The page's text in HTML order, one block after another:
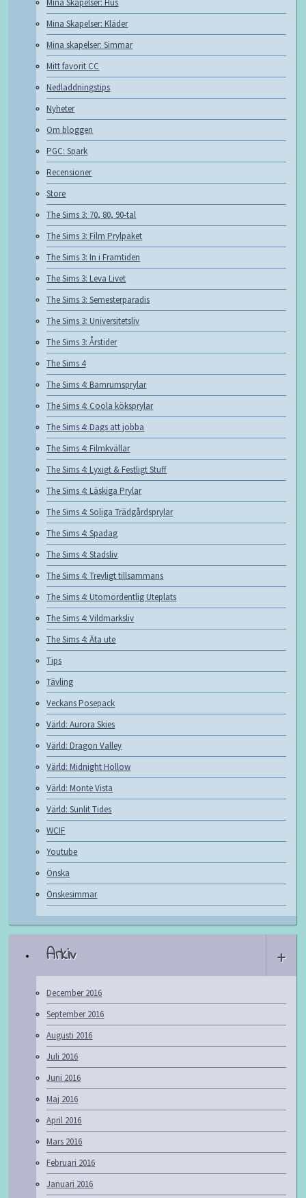
Mina Skapelser: Kläder
Mina skapelser: Simmar
Mitt favorit CC
Nedladdningstips
Nyheter
Om bloggen
PGC: Spark
Recensioner
Store
The Sims 3: 70, 80, 90-tal
The Sims 3: Film Prylpaket
The Sims 3: In i Framtiden
The Sims 3: Leva Livet
The Sims 3: Semesterparadis
The Sims 3: Universitetsliv
The Sims 3: Årstider
The Sims 4
The Sims 4: Barnrumsprylar
The Sims 4: Coola köksprylar
The Sims 4: Dags att jobba
The Sims 4: Filmkvällar
The Sims 4: Lyxigt & Festligt Stuff
The Sims 4: Läskiga Prylar
The Sims 4: Soliga Trädgårdsprylar
The Sims 4: Spadag
The Sims 4: Stadsliv
The Sims 4: Trevligt tillsammans
The Sims 4: Utomordentlig Uteplats
The Sims 4: Vildmarksliv
The Sims 4: Äta ute
Tips
Tävling
Veckans Posepack
Värld: Aurora Skies
Värld: Dragon Valley
Värld: Midnight Hollow
Värld: Monte Vista
Värld: Sunlit Tides
WCIF
Youtube
Önska
Önskesimmar
Arkiv +
December 2016
September 2016
Augusti 2016
Juli 2016
Juni 2016
Maj 2016
April 2016
Mars 2016
Februari 2016
Januari 2016